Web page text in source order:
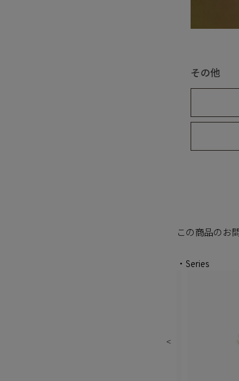
その他
この商品のお
・Series